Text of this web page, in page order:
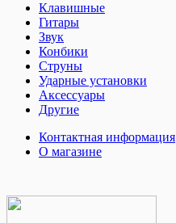
Клавишные
Гитары
Звук
Конбики
Струны
Ударные установки
Аксессуары
Другие
Контактная информация
О магазине